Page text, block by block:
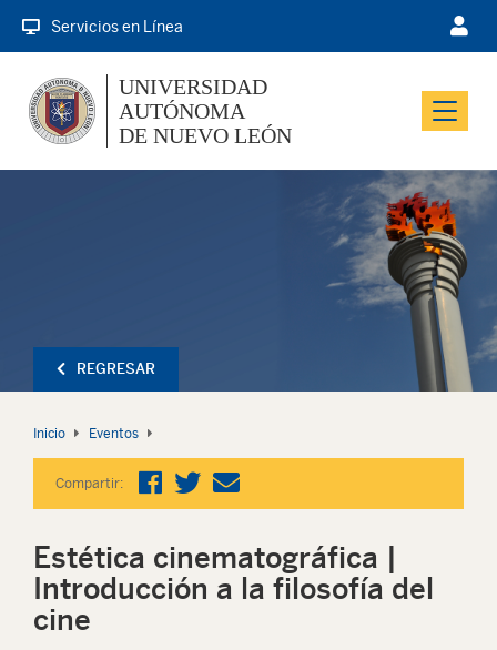
Servicios en Línea
Menu
UNIVERSIDAD
AUTÓNOMA
DE NUEVO LEÓN
REGRESAR
Inicio Eventos
Compartir:
Estética cinematográfica |
Introducción a la filosofía del
cine